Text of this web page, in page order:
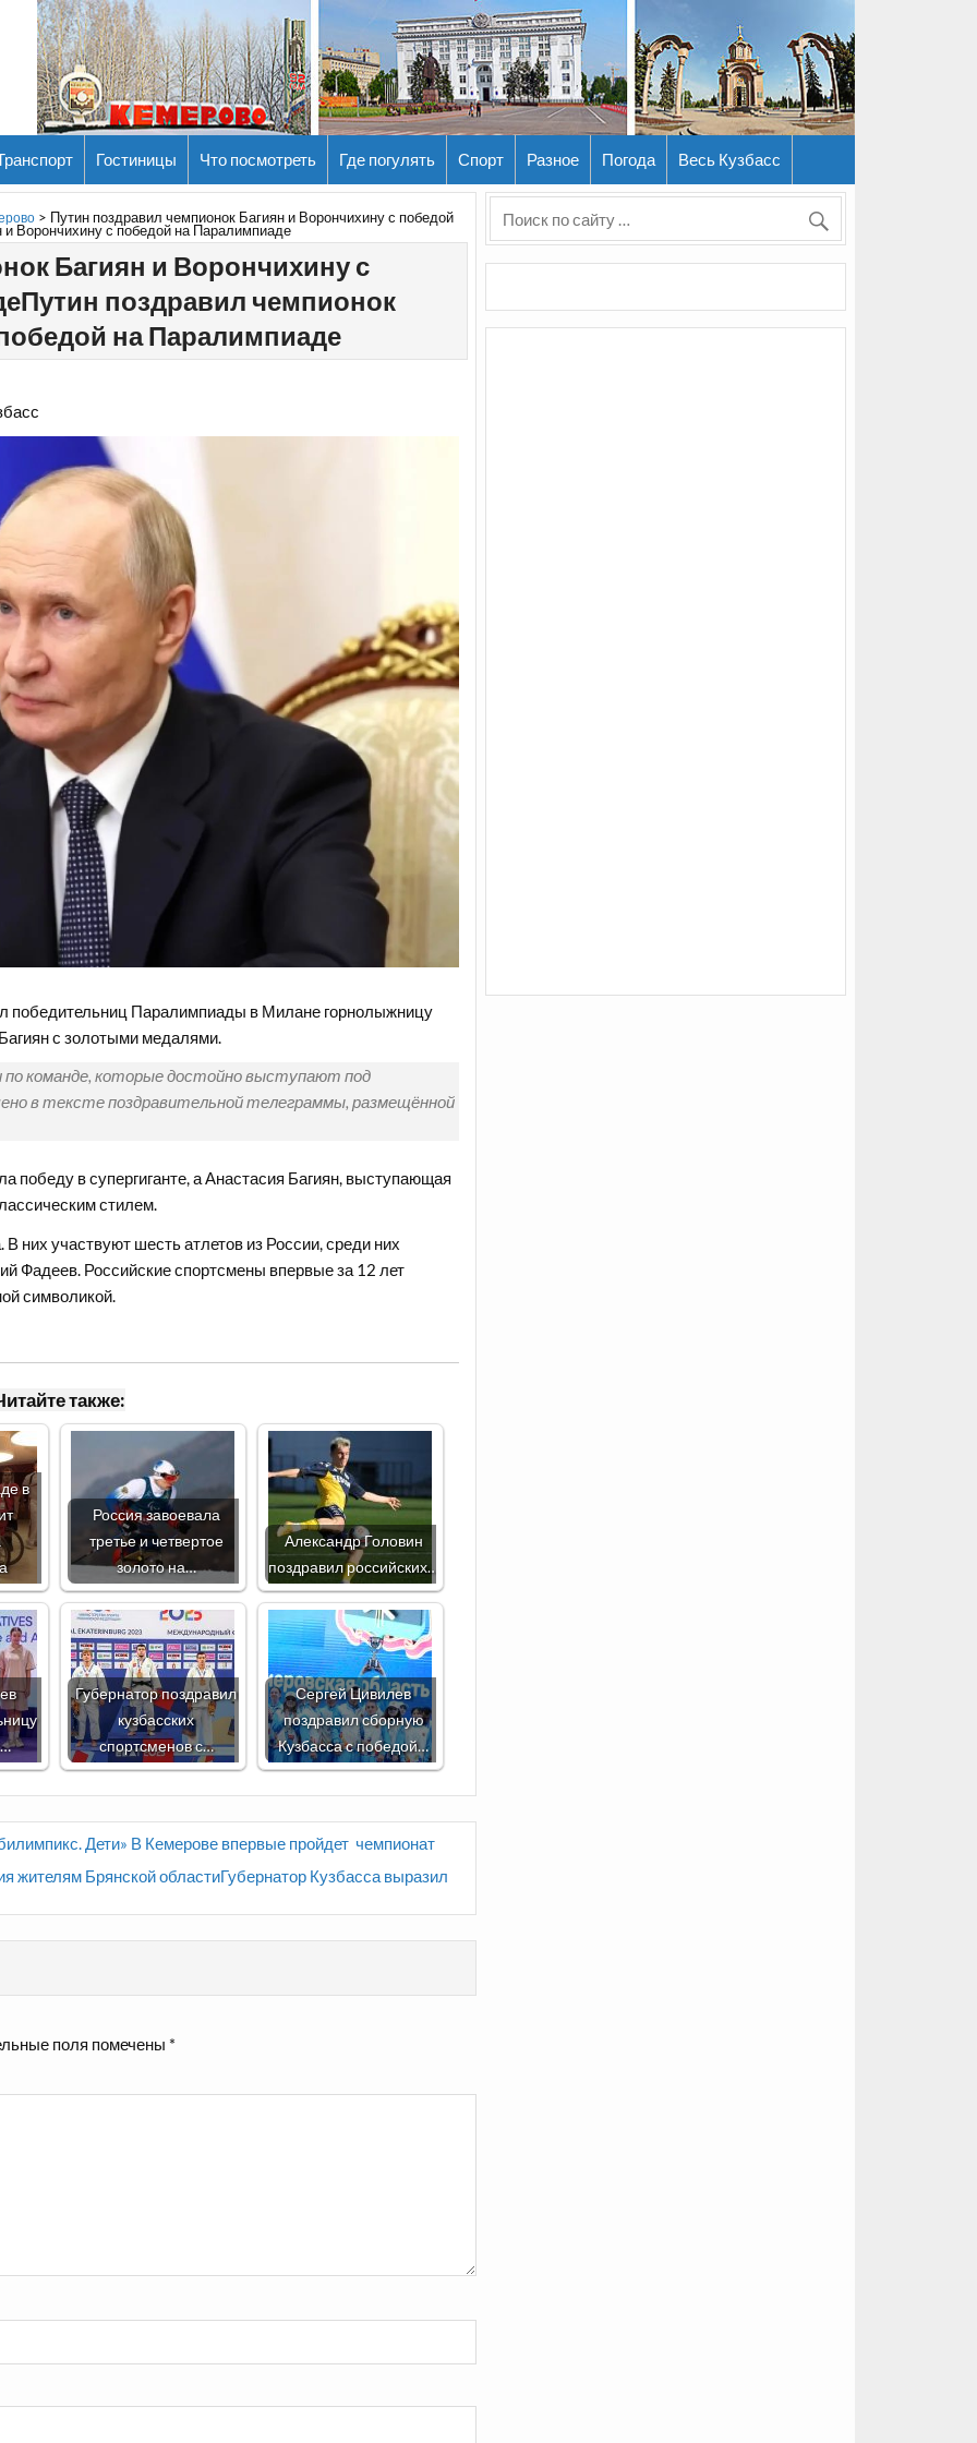
Гостиницы Что посмотреть Где погулять Спорт Разное Погода Весь Кузбасс
> Путин поздравил чемпионок Багиян и Ворончихину с победой
Ворончихину с победой на Паралимпиаде
Багиян и Ворончихину с
поздравил чемпионок
на Паралимпиаде
победительниц Паралимпиады в Милане горнолыжницу
с золотыми медалями.
команде, которые достойно выступают под
в тексте поздравительной телеграммы, размещённой
победу в супергиганте, а Анастасия Багиян, выступающая
стилем.
них участвуют шесть атлетов из России, среди них
Фадеев. Российские спортсмены впервые за 12 лет
символикой.
также:
в
Россия завоевала
третье и четвертое
золото на…
Александр Головин
поздравил российских…
Губернатор поздравил
кузбасских
спортсменов с…
Сергей Цивилев
поздравил сборную
Кузбасса с победой…
Дети» В Кемерове впервые пройдет чемпионат
жителям Брянской областиГубернатор Кузбасса выразил
поля помечены *